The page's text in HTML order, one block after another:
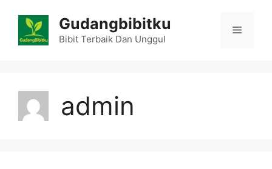
content
Gudangbibitku
Bibit Terbaik Dan Unggul
Menu
admin